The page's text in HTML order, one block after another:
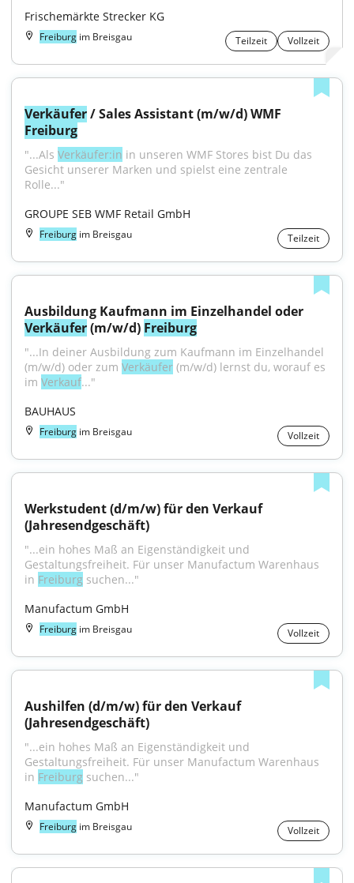
Frischemärkte Strecker KG
Freiburg im Breisgau Teilzeit Vollzeit
Verkäufer
Freiburg
"...Als Verkäufer:in in unseren WMF Stores bist Du das
Gesicht unserer Marken und spielst eine zentrale
Rolle..."
GROUPE SEB WMF Retail GmbH
Freiburg im Breisgau Teilzeit
Verkäufer (m/w/d) Freiburg
"...In deiner Ausbildung zum Kaufmann im Einzelhandel
(m/w/d) oder zum Verkäufer (m/w/d) lernst du, worauf es
im Verkauf..."
BAUHAUS
Freiburg im Breisgau Vollzeit
Werkstudent (d/m/w) für den Verkauf
(Jahresendgeschäft)
"...ein hohes Maß an Eigenständigkeit und
Gestaltungsfreiheit. Für unser Manufactum Warenhaus
in Freiburg suchen..."
Manufactum GmbH
Freiburg im Breisgau Vollzeit
Aushilfen (d/m/w) für den Verkauf
(Jahresendgeschäft)
"...ein hohes Maß an Eigenständigkeit und
Gestaltungsfreiheit. Für unser Manufactum Warenhaus
in Freiburg suchen..."
Manufactum GmbH
Freiburg im Breisgau Vollzeit